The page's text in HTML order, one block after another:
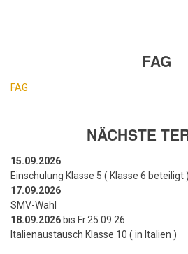
FAG
FAG
NÄCHSTE
15.09.2026
Einschulung Klasse 5 ( Klasse 6 beteiligt )
17.09.2026
SMV-Wahl
18.09.2026 bis Fr.25.09.26
Italienaustausch Klasse 10 ( in Italien )